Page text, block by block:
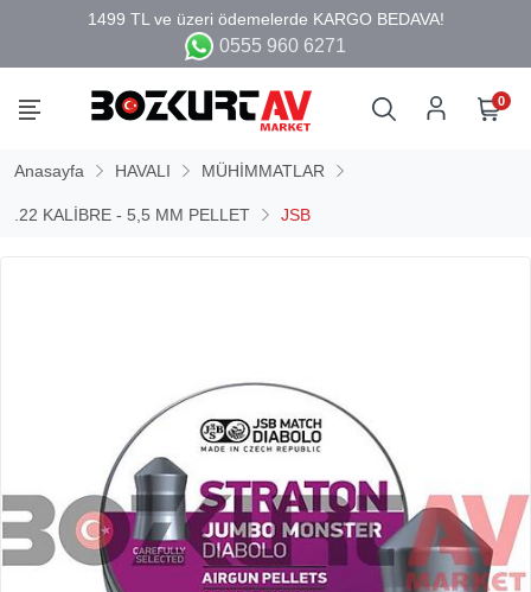
0555 960 6271
0
Anasayfa HAVALI MÜHİMMATLAR
.22 KALİBRE - 5,5 MM PELLET JSB